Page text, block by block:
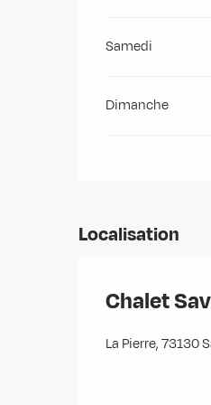
Samedi
Dimanche
Localisation
Chalet
La Pierre, 73130